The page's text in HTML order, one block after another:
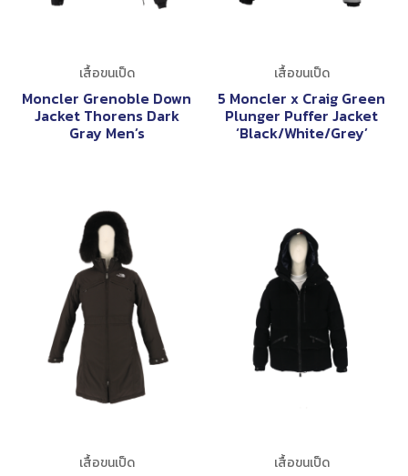
เสื้อขนเป็ด
Moncler Grenoble Down
Jacket Thorens Dark
Gray Men’s
เสื้อขนเป็ด
5 Moncler x Craig Green
Plunger Puffer Jacket
‘Black/White/Grey’
เสื้อขนเป็ด เสื้อขนเป็ด